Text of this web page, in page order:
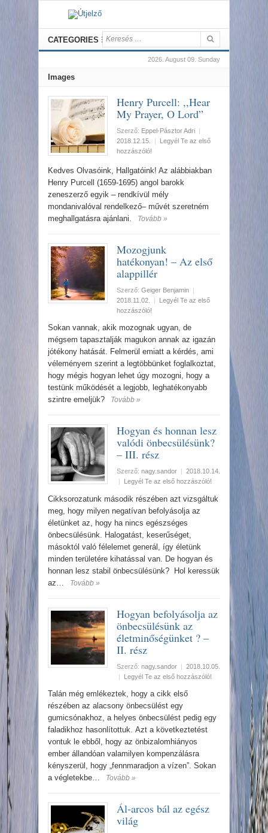
CATEGORIES
2026. August 09. Sunday
Images
Henry Purcell: ,,Hear
My Prayer, O Lord”
Szerző: Eppel-Pásztor Adri |
2018.12.15.
|
Legyél Te az első
hozzászóló!
Kedves Olvasóink, Hallgatóink! Az alábbiakban
Henry Purcell (1659-1695) angol barokk
zeneszerző egyik – rendkívül mély
mondanivalóval rendelkező– művét szeretném
meghallgatásra ajánlani.
Tovább »
Mozogjunk
hatékonyan! – Az első
alappillér
Szerző: Geiger Benjamin |
2018.11.02.
|
Legyél Te az első
hozzászóló!
Sokan vannak, akik mozognak ugyan, de
mégsem tapasztalják magukon annak az igazán
jótékony hatását. Felmerül emiatt a kérdés, ami
véleményem szerint a legtöbbünket foglalkoztat,
hogy mégis hogyan lehet úgy mozogni, hogy a
testünk működését a legjobb, leghatékonyabb
szintre emeljük?
Tovább »
Hogyan és honnan lesz
valódi önbecsülésünk?
– III. rész
Szerző: nagy.sandor | 2018.10.14.
|
Legyél Te az első hozzászóló!
Cikksorozatunk második részében azt vizsgáltuk
meg, hogy milyen negatívan befolyásolja az
életünket az, hogy ha nincs egészséges
önbecsülésünk. Halogatást, keserűséget,
másoktól való félelemet generál, így életünk
minden területére kihatással van. De hogyan és
honnan lesz stabil önbecsülésünk? Hol keressük
az…
Tovább »
Hogyan befolyásolja az
önbecsülésünk az
életminőségünket ? –
II. rész
Szerző: nagy.sandor | 2018.10.05.
|
Legyél Te az első hozzászóló!
Talán még emlékeztek, hogy a cikk első
részében az alacsony önbecsülést egy
gumicsónakhoz, a helyes önbecsülést pedig egy
faladikhoz hasonlítottuk. Azt a következtetést
vontuk le ebből, hogy az önbizalomhiányos
ember állandóan valamilyen kompenzálásra
kényszerül, hogy „fennmaradjon a vízen”. Sokan
a végletekbe…
Tovább »
Ál-arcos bál az egész
világ